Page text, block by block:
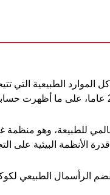
الموارد الطبيعية التي
للطبيعة، وهو منظمة
الرأسمال الطبيعي